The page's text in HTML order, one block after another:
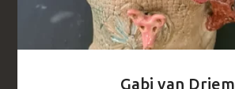
Gabi van Driem